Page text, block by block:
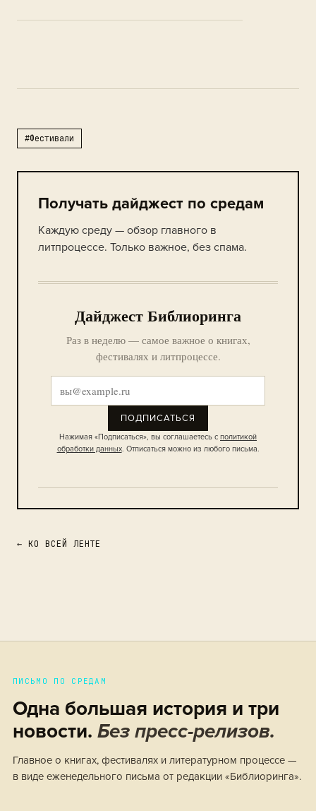
#Фестивали
Получать дайджест по средам
Каждую среду — обзор главного в
литпроцессе. Только важное, без спама.
Дайджест Библиоринга
Раз в неделю — самое важное о книгах,
фестивалях и литпроцессе.
ПОДПИСАТЬСЯ
Нажимая «Подписаться», вы соглашаетесь с политикой
обработки данных. Отписаться можно из любого письма.
← КО ВСЕЙ ЛЕНТЕ
ПИСЬМО ПО СРЕДАМ
Одна большая история и три
новости. Без пресс-релизов.
Главное о книгах, фестивалях и литературном процессе —
в виде еженедельного письма от редакции «Библиоринга».